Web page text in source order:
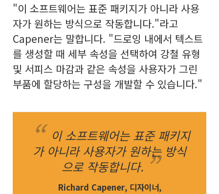
"이 소프트웨어는 표준 패키지가 아니라 사용
자가 원하는 방식으로 작동합니다."라고
Capener는 말합니다. "드로잉 내에서 텍스트
를 생성할 때 세부 속성을 선택하여 강철 유형
및 서피스 마감과 같은 속성을 사용자가 그린
부품에 할당하는 구성을 개발할 수 있습니다."
이 소프트웨어는 표준 패키지
가 아니라 사용자가 원하는 방식
으로 작동합니다.
Richard Capener, 디자이너,